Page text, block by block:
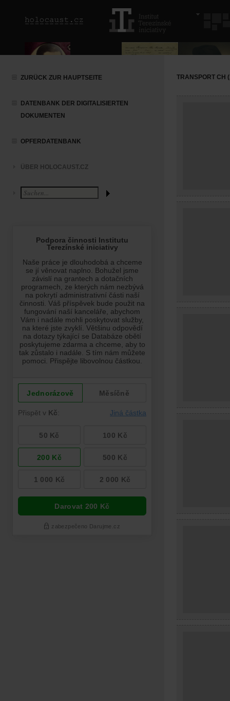
ZURÜCK ZUR HAUPTSEITE
DATENBANK DER DIGITALISIERTEN
DOKUMENTEN
OPFERDATENBANK
ÜBER HOLOCAUST.CZ
TRANSPORT CH